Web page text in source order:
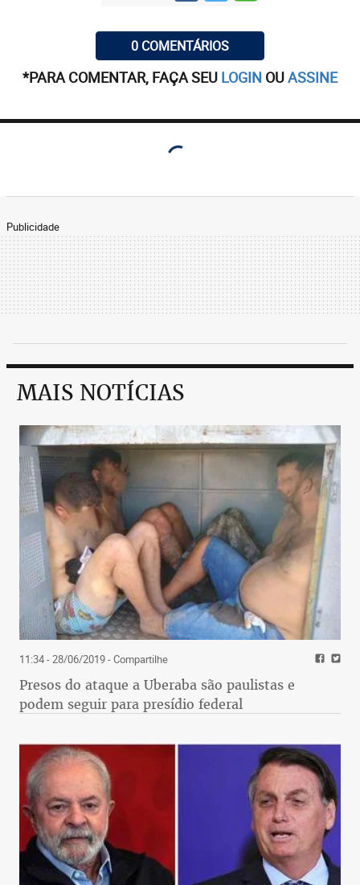
0 COMENTÁRIOS
*PARA COMENTAR, FAÇA SEU LOGIN OUASSINE
Publicidade
MAIS NOTÍCIAS
11:34 - 28/06/2019- Compartilhe
Presos do ataque a Uberaba são paulistas e
podem seguir para presídio federal